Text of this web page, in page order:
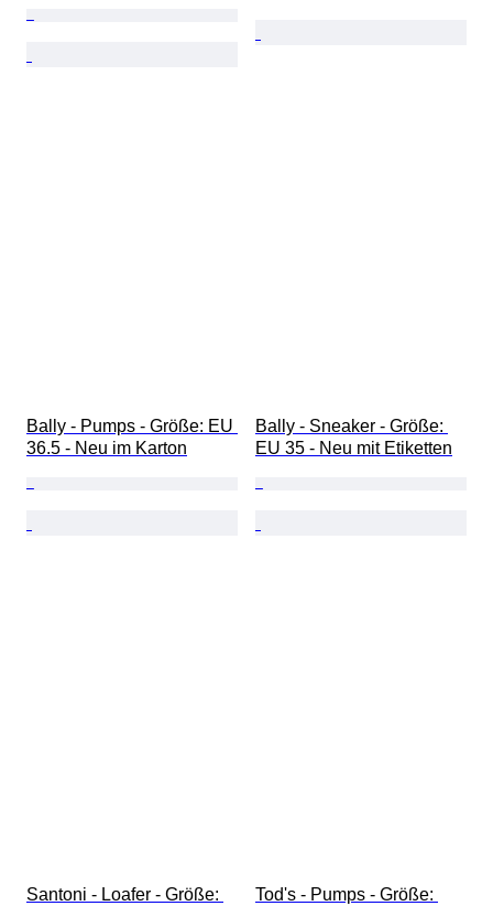
Bally - Pumps - Größe: EU
36.5 - Neu im Karton
Bally - Sneaker - Größe:
EU 35 - Neu mit Etiketten
Santoni - Loafer - Größe:
Tod's - Pumps - Größe: